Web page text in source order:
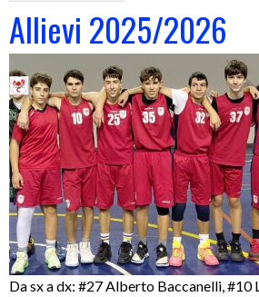
Allievi 2025/2026
Da sx a dx: #27 Alberto Baccanelli, #10